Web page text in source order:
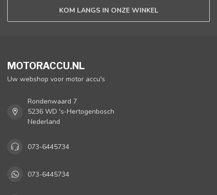
KOM LANGS IN ONZE WINKEL
MOTORACCU.NL
Uw webshop voor motor accu's
Rondenwaard 7
5236 WD 's-Hertogenbosch
Nederland
073-6445734
073-6445734